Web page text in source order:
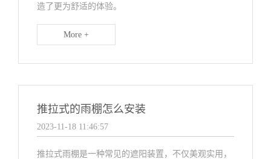
造了更为舒适的体验。
More +
推拉式的雨棚怎么安装
2023-11-18 11:46:57
推拉式雨棚是一种常见的遮阳装置，不仅美观实用，